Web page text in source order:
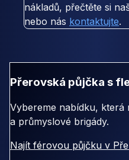
nákladů, přečtěte si
nebo nás kontaktujte.
Přerovská půjčka s
Vybereme nabídku,
a průmyslové brigády.
Najít férovou půjčku v